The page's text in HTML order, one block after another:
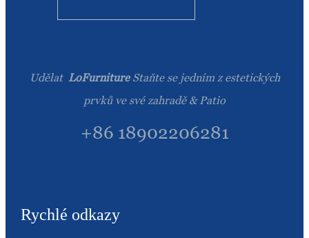
Udělat LoFurniture Staňte se jedním z estetických
prvků ve své zahradě & Patio
+86 18902206281
Rychlé odkazy